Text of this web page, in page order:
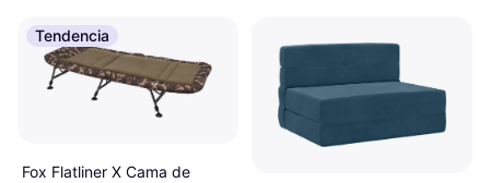
Tendencia
Fox Flatliner X Cama de